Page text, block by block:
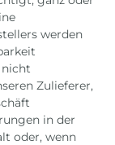
werden
Zulieferer,
in der
oder, wenn